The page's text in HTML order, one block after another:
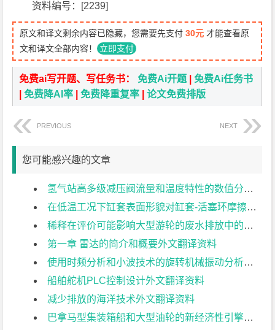
资料编号：[2239]
原文和译文剩余内容已隐藏，您需要先支付30元 才能查看原
文和译文全部内容！ 立即支付
免费ai写开题、写任务书：免费Ai开题 |免费Ai任务书
|免费降AI率 |免费降重复率 |论文免费排版
PREVIOUS NEXT
您可能感兴趣的文章
氢气站高多级减压阀流量和温度特性的数值分析外文翻译资料
在低温工况下缸套表面形貌对缸套-活塞环摩擦副摩擦磨损的影响外文翻译资料
稀释在评价可能影响大型游轮的废水排放中的意义外文翻译资料
第一章 雷达的简介和概要外文翻译资料
使用时频分析和小波技术的旋转机械振动分析外文翻译资料
船舶舵机PLC控制设计外文翻译资料
减少排放的海洋技术外文翻译资料
巴拿马型集装箱船和大型油轮的新经济性引擎外文翻译资料